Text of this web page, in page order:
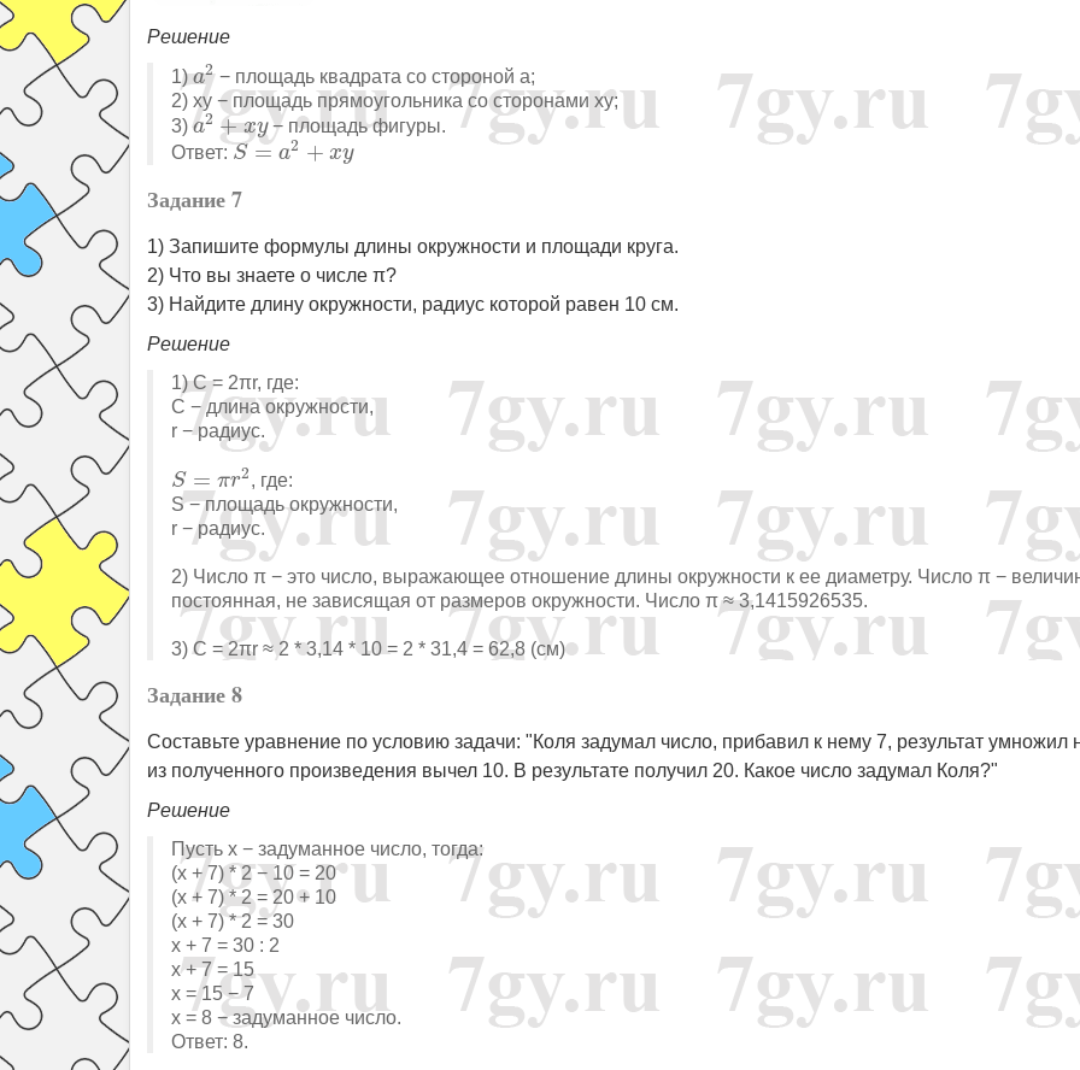
Решение
1)a2
a2− площадь квадрата со стороной a;
2) xy − площадь прямоугольника со сторонами xy;
3)a2 + xy
a2 +xy − площадь фигуры.
Ответ:S = a2 + xy
S=a2 +xy
Задание 7
1) Запишите формулы длины окружности и площади круга.
2) Что вы знаете о числе π?
3) Найдите длину окружности, радиус которой равен 10 см.
Решение
1) C = 2πr, где:
C − длина окружности,
r − радиус.
S = πr2
S
, где:
S − площадь окружности,
r − радиус.
2) Число π − это число, выражающее отношение длины окружности к ее диаметру. Число π −
постоянная, не зависящая от размеров окружности. Число π ≈ 3,1415926535.
3) C = 2πr ≈ 2 * 3,14 * 10 = 2 * 31,4 = 62,8 (см)
Задание 8
Составьте уравнение по условию задачи: "Коля задумал число, прибавил к нему 7, результат умножил
из полученного произведения вычел 10. В результате получил 20. Какое число задумал Коля?"
Решение
Пусть x − задуманное число, тогда:
(x + 7) * 2 − 10 = 20
(x + 7) * 2 = 20 + 10
(x + 7) * 2 = 30
x + 7 = 30 : 2
x + 7 = 15
x = 15 − 7
x = 8 − задуманное число.
Ответ: 8.